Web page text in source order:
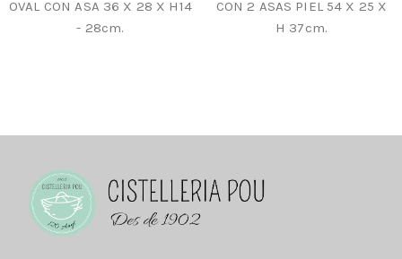
OVAL CON ASA 36 X 28 X H14
- 28cm.
CON 2 ASAS PIEL 54 X 25 X
H 37cm.